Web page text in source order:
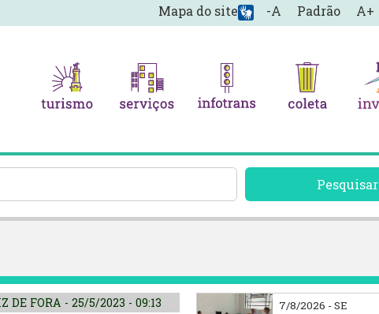
-A Padrão A+
Mapa do site
Pesquisar
DE FORA - 25/5/2023 - 09:13 7/8/2026 - SE